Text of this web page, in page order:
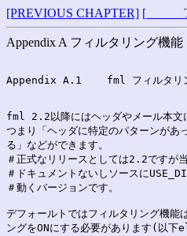
[PREVIOUS CHAPTER]
Appendix A フィルタリング機能
Appendix A.1	fml フィ
fml 2.2以降にはヘッダやメール本文
つまり「ヘッダに特定のパターンがあ
る」などができます。
＃正式なリリースとしては2.2です
＃ドキュメントないしソースに
＃動くバージョンです。
デフォールトではフィルタリング機能
ングをONにする必要があります(以下